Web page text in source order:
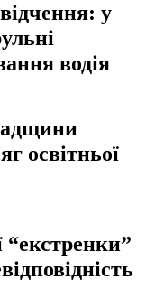
у
водія
освітньої
“екстренки”